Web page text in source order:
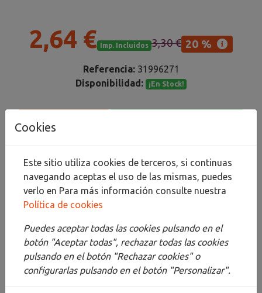
2,64 € Imp. Incluidos 3,30 € 20 %
Referencia: 31996271
Disponibilidad:
¡En Stock!
Compartir
Detalles
Adjuntos
Opiniones
Cookies
Este sitio utiliza cookies de terceros, si continuas
navegando aceptas el uso de las mismas, puedes
verlo en Para más información consulte nuestra
Política de cookies
Puedes aceptar todas las cookies pulsando en el
botón "Aceptar todas", rechazar todas las cookies
pulsando en el botón "Rechazar cookies" o
configurarlas pulsando en el botón "Personalizar".